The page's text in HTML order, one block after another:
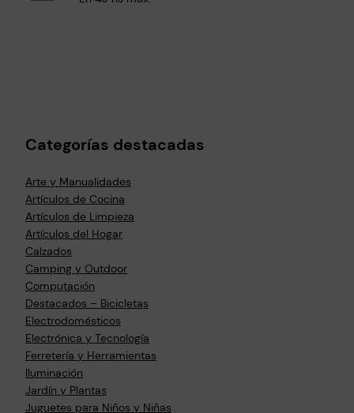
Categorías destacadas
Arte y Manualidades
Artículos de Cocina
Artículos de Limpieza
Artículos del Hogar
Calzados
Camping y Outdoor
Computación
Destacados – Bicicletas
Electrodomésticos
Electrónica y Tecnología
Ferretería y Herramientas
Iluminación
Jardín y Plantas
Juguetes para Niños y Niñas